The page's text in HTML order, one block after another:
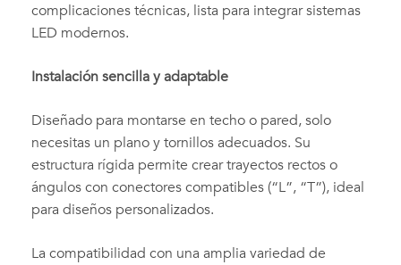
complicaciones técnicas, lista para integrar sistemas
LED modernos.
Instalación sencilla y adaptable
Diseñado para montarse en techo o pared, solo
necesitas un plano y tornillos adecuados. Su
estructura rígida permite crear trayectos rectos o
ángulos con conectores compatibles (“L”, “T”), ideal
para diseños personalizados.
La compatibilidad con una amplia variedad de